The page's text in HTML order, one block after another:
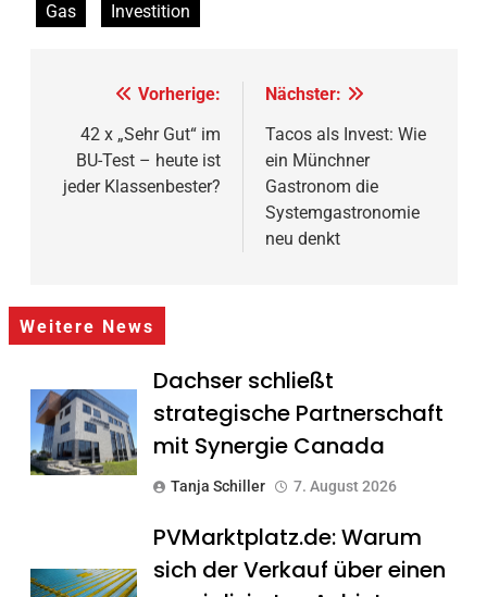
Gas
Investition
Beitragsnavigation
Vorherige:
42 x „Sehr Gut“ im
BU-Test – heute ist
jeder Klassenbester?
Nächster:
Tacos als Invest: Wie
ein Münchner
Gastronom die
Systemgastronomie
neu denkt
Weitere News
Dachser schließt
strategische Partnerschaft
mit Synergie Canada
Tanja Schiller 7. August 2026
PVMarktplatz.de: Warum
sich der Verkauf über einen